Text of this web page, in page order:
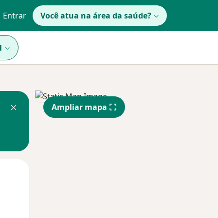
Entrar Você atua na área da saúde?
Ampliar mapa